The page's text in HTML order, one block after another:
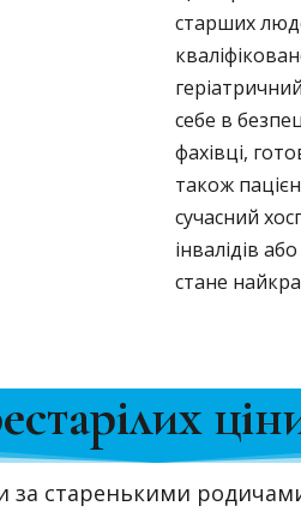
старших
себе в
фахівці,
також
сучасний
інвалідів
стане
за старенькими